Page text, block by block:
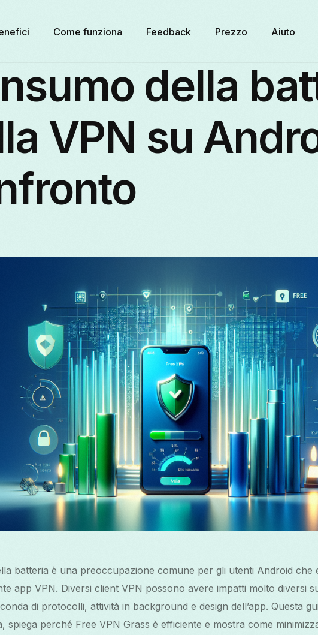
Come funziona Feedback Prezzo Aiuto
della
VPN su
batteria è una preoccupazione comune per gli utenti Android che
app VPN. Diversi client VPN possono avere impatti molto diversi
di protocolli, attività in background e design dell’app. Questa
spiega perché Free VPN Grass è efficiente e mostra come